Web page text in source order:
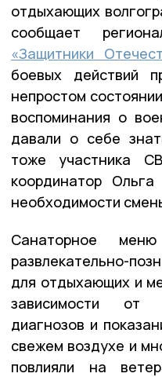
отдыхающих
сообщает
«Защитники
боевых действий
непростом
воспоминания о
давали о себе
тоже участника
координатор
необходимости
Санаторное
развлекательно-
для отдыхающих и
зависимости от
диагнозов и
свежем воздухе и
повлияли на